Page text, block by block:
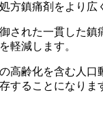
方鎮痛剤をより広
された一貫した
軽減します。
高齢化を含む人
することになり